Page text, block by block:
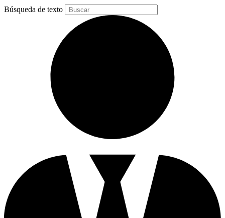
Búsqueda de texto